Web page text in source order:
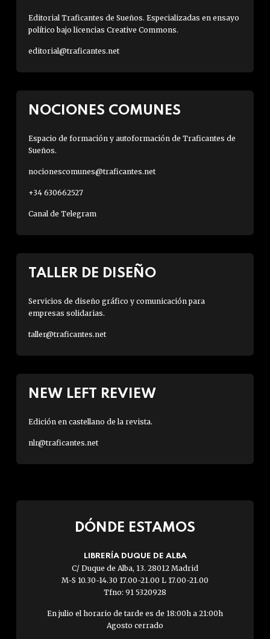
Editorial Traficantes de Sueños. Especializadas en ensayo
político bajo licencias Creative Commons.
editorial@traficantes.net
NOCIONES COMUNES
Espacio de formación y autoformación de Traficantes de
Sueños.
nocionescomunes@traficantes.net
+34 630662527
Canal de Telegram
TALLER DE DISEÑO
Servicios de diseño gráfico y comunicación para
empresas solidarias.
taller@traficantes.net
NEW LEFT REVIEW
Edición en castellano de la revista.
nlr@traficantes.net
DÓNDE ESTAMOS
LIBRERÍA DUQUE DE ALBA
C/ Duque de Alba, 13. 28012 Madrid
M-S 10.30-14.30 17.00-21.00 L 17.00-21.00
Tfno: 91 5320928
En julio el horario de tarde es de 18:00h a 21:00h
Agosto cerrado